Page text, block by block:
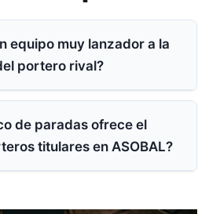
equipo muy lanzador a la
portero rival?
de paradas ofrece el
titulares en ASOBAL?